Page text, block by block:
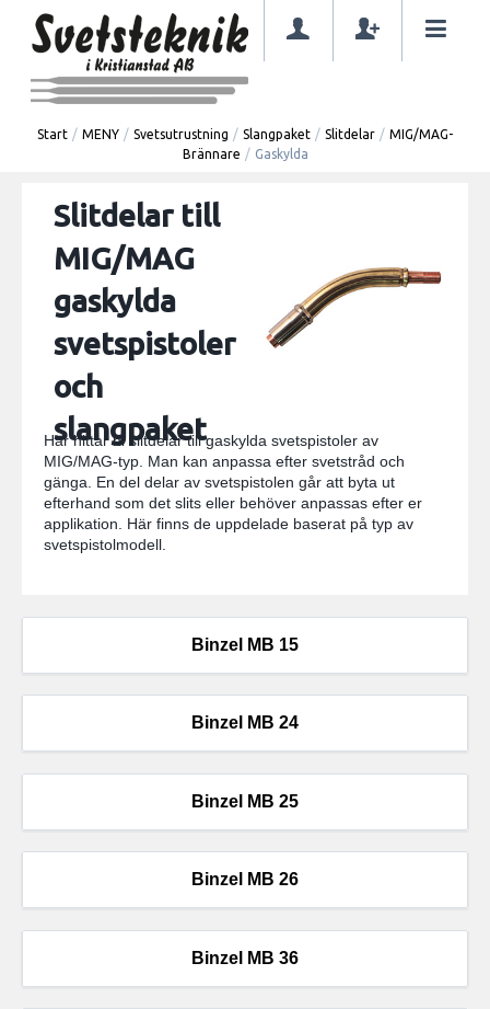
Start / MENY / Svetsutrustning / Slangpaket / Slitdelar / MIG/MAG-
Brännare / Gaskylda
Slitdelar till
MIG/MAG
gaskylda
svetspistoler
och
slangpaket
Här hittar ni slitdelar till gaskylda svetspistoler av
MIG/MAG-typ. Man kan anpassa efter svetstråd och
gänga. En del delar av svetspistolen går att byta ut
efterhand som det slits eller behöver anpassas efter er
applikation. Här finns de uppdelade baserat på typ av
svetspistolmodell.
Binzel MB 15
Binzel MB 24
Binzel MB 25
Binzel MB 26
Binzel MB 36